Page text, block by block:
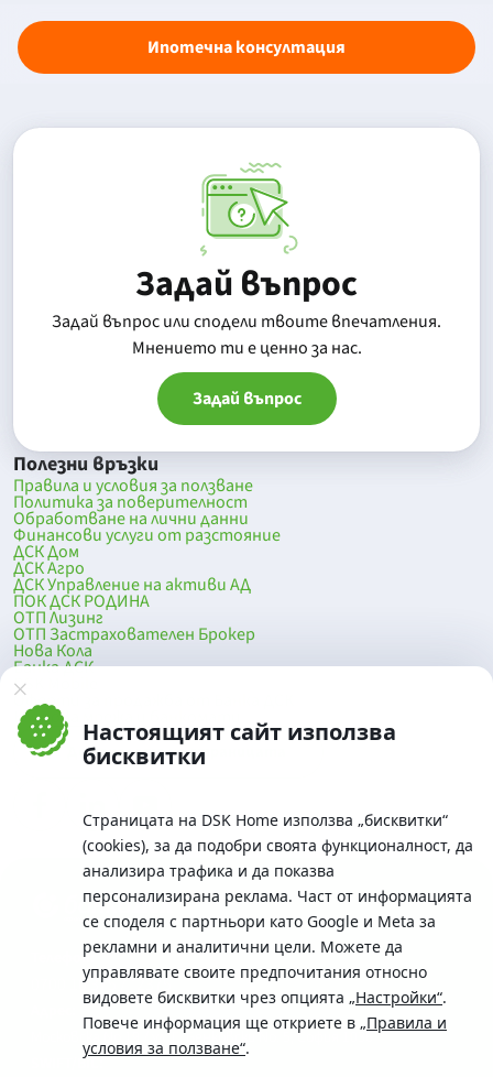
Настоящият сайт използва
бисквитки
Страницата на DSK Home използва „бисквитки“
(cookies), за да подобри своята функционалност, да
анализира трафика и да показва
персонализирана реклама. Част от информацията
се споделя с партньори като Google и Meta за
рекламни и аналитични цели. Можете да
управлявате своите предпочитания относно
видовете бисквитки чрез опцията „Настройки“.
Повече информация ще откриете в „Правила и
условия за ползване“.
Ипотечна консултация
Задай въпрос
Задай въпрос или сподели твоите впечатления.
Mнението ти е ценно за нас.
Задай въпрос
Полезни връзки
Правила и условия за ползване
Политика за поверителност
Обработване на лични данни
Финансови услуги от разстояние
ДСК Дом
ДСК Агро
ДСК Управление на активи АД
ПОК ДСК РОДИНА
ОТП Лизинг
ОТП Застрахователен Брокер
Нова Кола
Банка ДСК
DSK Mobile
Оферти за продажба от Банка ДСК
Клонова мрежа и банкомати
До началото на страницата
Телефон:
0700 10 375 / *2375
Московска No.19 / ул. Г. Бенковски No. 5, София 1036
SWIFT/BIC: